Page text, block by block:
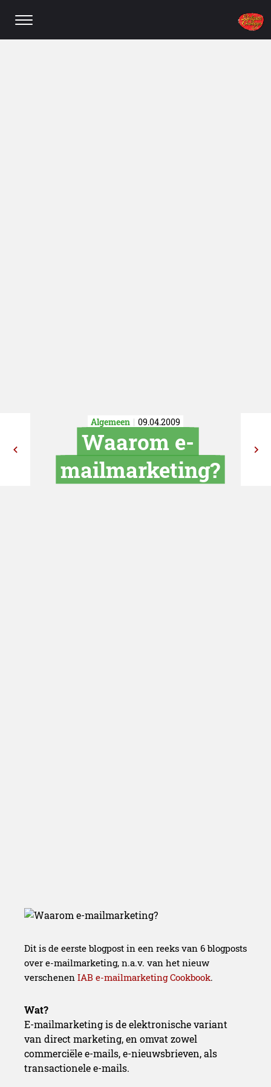
Algemeen 09.04.2009
Dit is de eerste blogpost in een reeks van 6 blogposts
over e-mailmarketing, n.a.v. van het nieuw
verschenen IAB e-mailmarketing Cookbook.
Wat?
E-mailmarketing is de elektronische variant
van direct marketing, en omvat zowel
commerciële e-mails, e-nieuwsbrieven, als
transactionele e-mails.